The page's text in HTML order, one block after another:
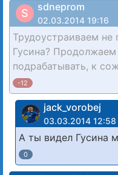
S sdneprom
02.03.2014 19:16
Трудоустраиваем
Гусина?
подрабатывать, к
-12
jack_vorobej
03.03.2014 12:58
А ты видел Гусина
0